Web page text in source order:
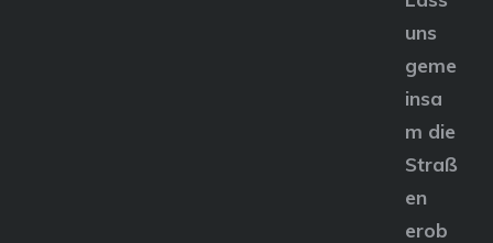
uns
geme
insa
m die
Straß
en
erob